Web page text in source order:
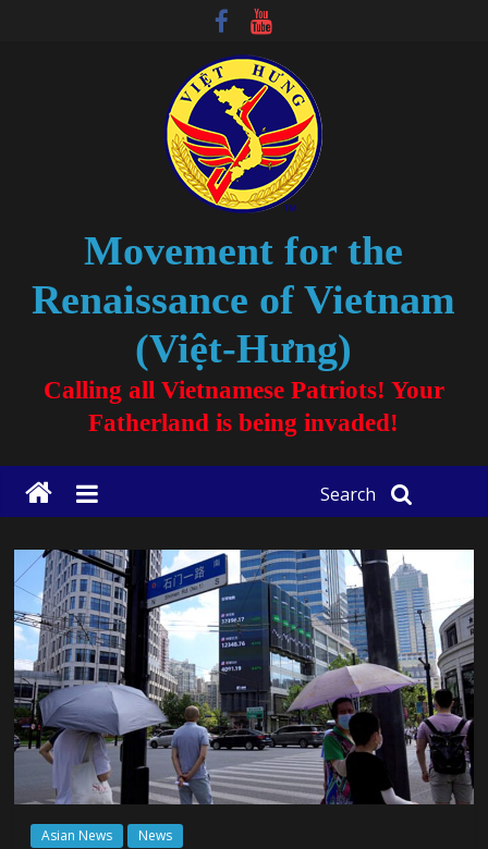
Movement for the
Renaissance of Vietnam
(Việt-Hưng)
Calling all Vietnamese Patriots! Your
Fatherland is being invaded!
Search
Asian News News